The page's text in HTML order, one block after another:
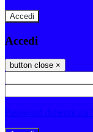
Accedi
Accedi
button close ×
Password dimenticata?